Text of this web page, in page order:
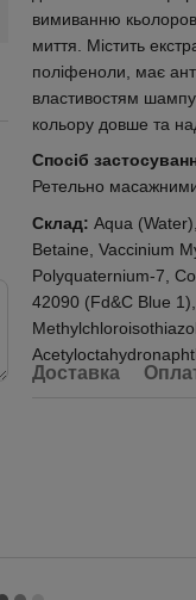
вимиванню
миття. Містить
поліфеноли, має
властивостям
кольору довше та
Спосіб
Ретельно
Склад: Aqua
Betaine, Vaccinium
Polyquaternium-7,
42090 (Fd&C Blue
Доставка